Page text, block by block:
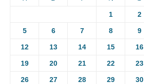
1 2
5 6 7 8 9
12 13 14 15 16
19 20 21 22 23
26 27 28 29 30